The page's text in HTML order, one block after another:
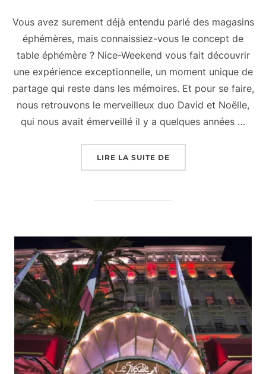
Vous avez surement déjà entendu parlé des magasins
éphémères, mais connaissiez-vous le concept de
table éphémère ? Nice-Weekend vous fait découvrir
une expérience exceptionnelle, un moment unique de
partage qui reste dans les mémoires. Et pour se faire,
nous retrouvons le merveilleux duo David et Noëlle,
qui nous avait émerveillé il y a quelques années …
LIRE LA SUITE DE« TABLE ÉPHÉMÈRE À